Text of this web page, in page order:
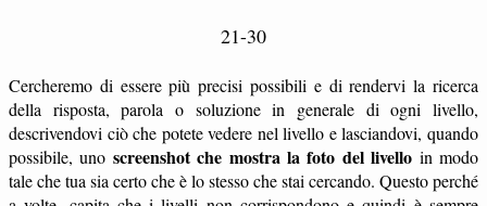
21-30
Cercheremo di essere più precisi possibili e di rendervi la ricerca
della risposta, parola o soluzione in generale di ogni livello,
descrivendovi ciò che potete vedere nel livello e lasciandovi, quando
possibile, uno screenshot che mostra la foto del livello in modo
tale che tua sia certo che è lo stesso che stai cercando. Questo perché